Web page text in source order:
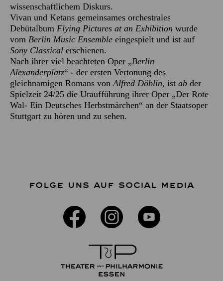
wissenschaftlichem Diskurs.
Vivan und Ketans gemeinsames orchestrales
Debütalbum Flying Pictures at an Exhibition wurde
vom Berlin Music Ensemble eingespielt und ist auf
Sony Classical erschienen.
Nach ihrer viel beachteten Oper „Berlin
Alexanderplatz“ - der ersten Vertonung des
gleichnamigen Romans vonAlfred Döblin, ist ab der
Spielzeit 24/25 die Uraufführung ihrer Oper „Der Rote
Wal- Ein Deutsches Herbstmärchen“ an der Staatsoper
Stuttgart zu hören und zu sehen.
FOLGE UNS AUF SOCIAL MEDIA